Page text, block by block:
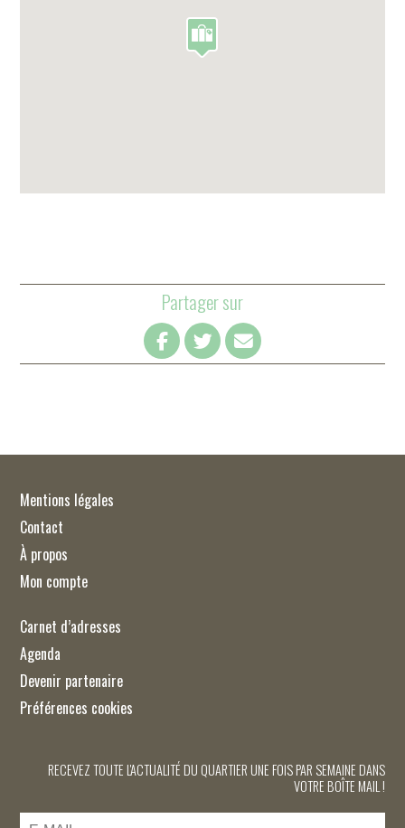
Partager sur
Mentions légales
Contact
À propos
Mon compte
Carnet d’adresses
Agenda
Devenir partenaire
Préférences cookies
RECEVEZ TOUTE L'ACTUALITÉ DU QUARTIER UNE FOIS PAR SEMAINE DANS
VOTRE BOÎTE MAIL !